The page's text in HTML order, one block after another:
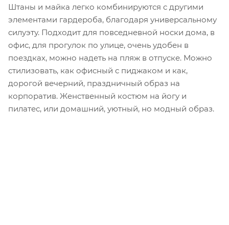
Штаны и майка легко комбинируются с другими
элементами гардероба, благодаря универсальному
силуэту. Подходит для повседневной носки дома, в
офис, для прогулок по улице, очень удобен в
поездках, можно надеть на пляж в отпуске. Можно
стилизовать, как офисный с пиджаком и как,
дорогой вечерний, праздничный образ на
корпоратив. Женственный костюм на йогу и
пилатес, или домашний, уютный, но модный образ.